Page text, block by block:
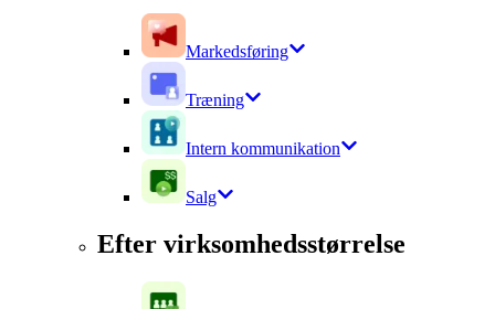
Markedsføring
Træning
Intern kommunikation
Salg
Efter virksomhedsstørrelse